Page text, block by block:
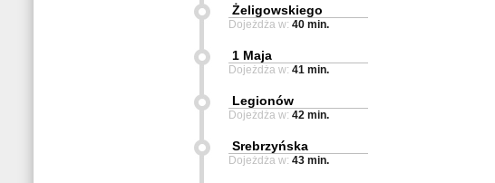
Żeligowskiego
Dojeżdża w: 40 min.
1 Maja
Dojeżdża w: 41 min.
Legionów
Dojeżdża w: 42 min.
Srebrzyńska
Dojeżdża w: 43 min.